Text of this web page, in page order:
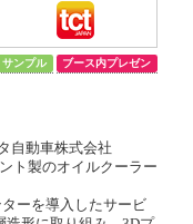
サンプル ブース内プレゼン
自動車株式会社
ト製のオイルクーラー
ーを導入したサービ